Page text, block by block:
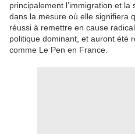
principalement l’immigration et
dans la mesure où elle signifiera
réussi à remettre en cause
politique dominant, et auront été
comme Le Pen en France.